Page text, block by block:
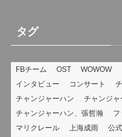
ー
タグ
FBチーム OST WOWOW
インタビュー
コンサート
チャンジャーハン
チャンジャ
チャンジャーハン、張哲瀚
フ
マリクレール
上海成雨 公